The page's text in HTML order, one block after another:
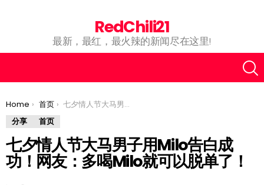
RedChili21
最新，最红，最火辣的新闻尽在这里!
You are here:
Home 首页
七夕情人节大马男子用Milo告白成功！网友：多喝Milo就可以脱单了！
分享
首页
七夕情人节大马男子用Milo告白成
功！网友：多喝Milo就可以脱单了！